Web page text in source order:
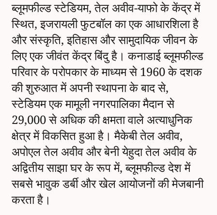
ब्लूमफील्ड स्टेडियम, तेल अवीव-याफो के केंद्र में
स्थित, इजरायली फुटबॉल का एक आधारशिला है
और संस्कृति, इतिहास और सामुदायिक जीवन के
लिए एक जीवंत केंद्र बिंदु है। कनाडाई ब्लूमफील्ड
परिवार के परोपकार के माध्यम से 1960 के दशक
की शुरुआत में अपनी स्थापना के बाद से,
स्टेडियम एक मामूली नगरपालिका मैदान से
29,000 से अधिक की क्षमता वाले अत्याधुनिक
क्षेत्र में विकसित हुआ है। मैकेबी तेल अवीव,
अपोएल तेल अवीव और बेनी येहुदा तेल अवीव के
अद्वितीय साझा घर के रूप में, ब्लूमफील्ड देश में
सबसे भावुक डर्बी और खेल आयोजनों की मेजबानी
करता है।